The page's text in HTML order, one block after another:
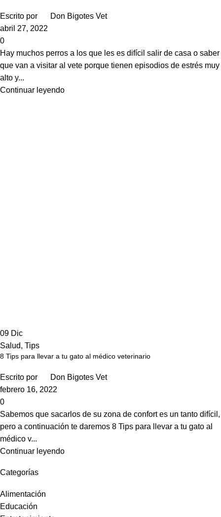
Escrito por
Don Bigotes Vet
abril 27, 2022
0
Hay muchos perros a los que les es difícil salir de casa o saber
que van a visitar al vete porque tienen episodios de estrés muy
alto y...
Continuar leyendo
09 Dic
Salud, Tips
8 Tips para llevar a tu gato al médico veterinario
Escrito por
Don Bigotes Vet
febrero 16, 2022
0
Sabemos que sacarlos de su zona de confort es un tanto difícil,
pero a continuación te daremos 8 Tips para llevar a tu gato al
médico v...
Continuar leyendo
Categorías
Alimentación
Educación